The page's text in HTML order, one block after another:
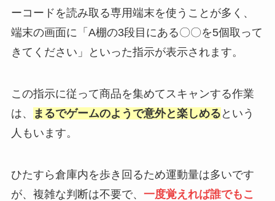
ーコードを読み取る専用端末を使うことが多く、
端末の画面に「A棚の3段目にある〇〇を5個取って
きてください」といった指示が表示されます。
この指示に従って商品を集めてスキャンする作業
は、
まるでゲームのようで意外と楽しめる という
人もいます。
ひたすら倉庫内を歩き回るため運動量は多いです
が、複雑な判断は不要で、 一度覚えれば誰でもこ